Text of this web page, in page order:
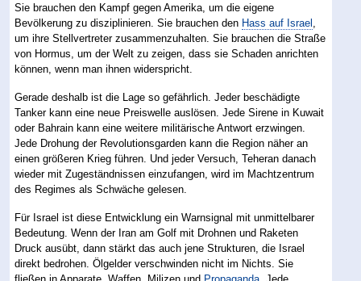
Sie brauchen den Kampf gegen Amerika, um die eigene
Bevölkerung zu disziplinieren. Sie brauchen den Hass auf Israel
um ihre Stellvertreter zusammenzuhalten. Sie brauchen die Straße
von Hormus, um der Welt zu zeigen, dass sie Schaden anrichten
können, wenn man ihnen widerspricht.
Gerade deshalb ist die Lage so gefährlich. Jeder beschädigte
Tanker kann eine neue Preiswelle auslösen. Jede Sirene in Kuwait
oder Bahrain kann eine weitere militärische Antwort erzwingen.
Jede Drohung der Revolutionsgarden kann die Region näher an
einen größeren Krieg führen. Und jeder Versuch, Teheran danach
wieder mit Zugeständnissen einzufangen, wird im Machtzentrum
des Regimes als Schwäche gelesen.
Für Israel ist diese Entwicklung ein Warnsignal mit unmittelbarer
Bedeutung. Wenn der Iran am Golf mit Drohnen und Raketen
Druck ausübt, dann stärkt das auch jene Strukturen, die Israel
direkt bedrohen. Ölgelder verschwinden nicht im Nichts. Sie